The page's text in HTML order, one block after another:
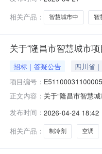
相关产品：
智慧城市中 智
关于“隆昌市智慧城市
招标｜答疑公告 四川省
项目编号：
正文内容： 关于“隆昌市智慧
缺失制冷剂用量，
外机安装位置的开
发布时间： 2026-04-24 18:42
相关产品：
制冷剂 空调